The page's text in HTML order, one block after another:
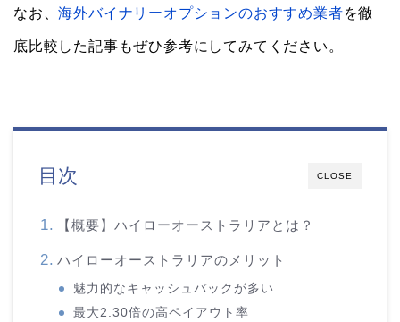
なお、海外バイナリーオプションのおすすめ業者を徹
底比較した記事もぜひ参考にしてみてください。
CLOSE
目次
【概要】ハイローオーストラリアとは？
ハイローオーストラリアのメリット
魅力的なキャッシュバックが多い
最大2.30倍の高ペイアウト率